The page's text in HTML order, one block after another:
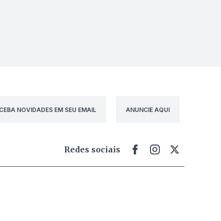
NOVIDADES EM SEU EMAIL ANUNCIE AQUI
Redes sociais